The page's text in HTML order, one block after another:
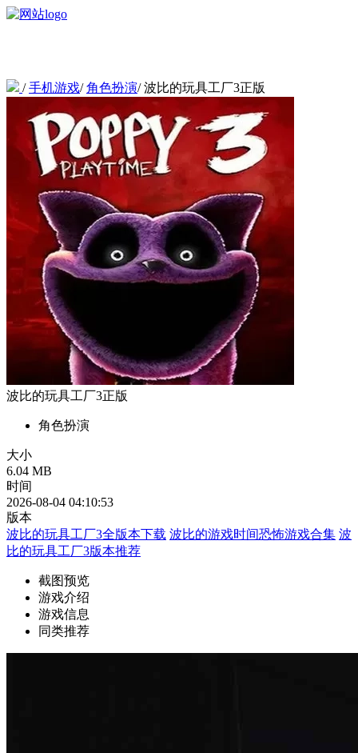
/手机游戏/角色扮演/波比的玩具工厂3正版
波比的玩具工厂3正版
角色扮演
大小
6.04 MB
时间
2026-08-04 04:10:53
版本
波比的玩具工厂3全版本下载 波比的游戏时间恐怖游戏合集 波
比的玩具工厂3版本推荐
截图预览
游戏介绍
游戏信息
同类推荐